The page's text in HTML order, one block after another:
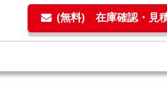
(無料) 在庫確認・見